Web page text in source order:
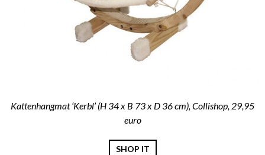
Kattenhangmat ‘Kerbl’ (H 34 x B 73 x D 36 cm), Collishop, 29,95
euro
SHOP IT